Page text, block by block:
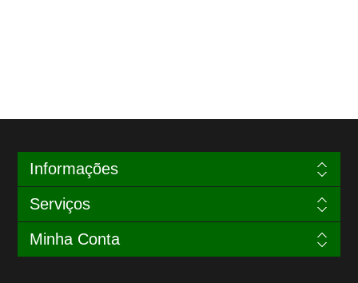
Informações
Serviços
Minha Conta